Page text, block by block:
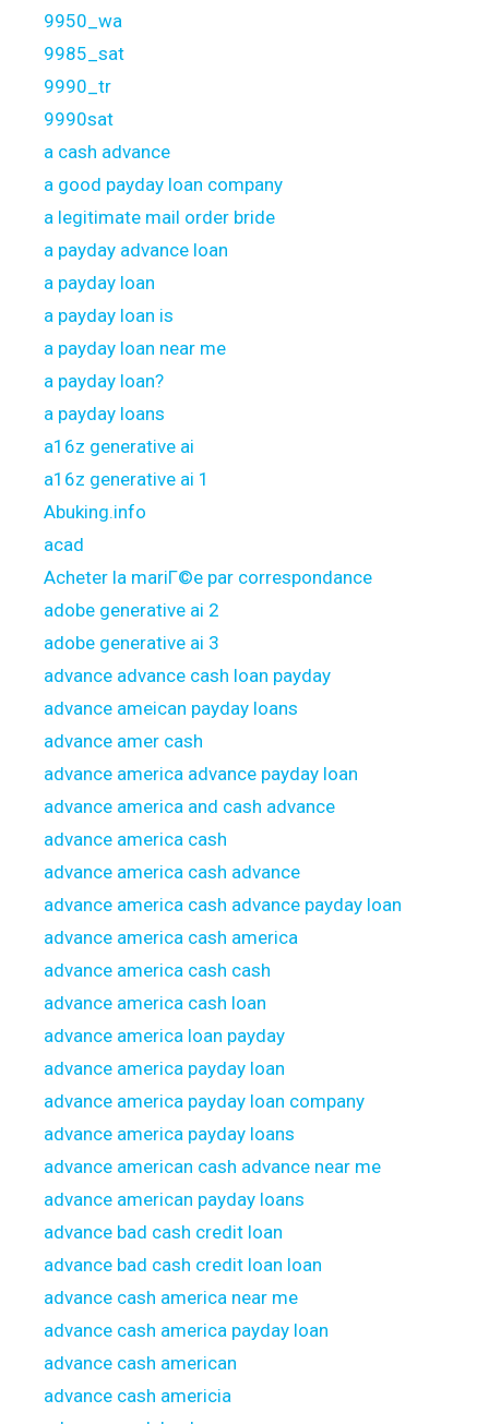
9950_wa
9985_sat
9990_tr
9990sat
a cash advance
a good payday loan company
a legitimate mail order bride
a payday advance loan
a payday loan
a payday loan is
a payday loan near me
a payday loan?
a payday loans
a16z generative ai
a16z generative ai 1
Abuking.info
acad
Acheter la mariГ©e par correspondance
adobe generative ai 2
adobe generative ai 3
advance advance cash loan payday
advance ameican payday loans
advance amer cash
advance america advance payday loan
advance america and cash advance
advance america cash
advance america cash advance
advance america cash advance payday loan
advance america cash america
advance america cash cash
advance america cash loan
advance america loan payday
advance america payday loan
advance america payday loan company
advance america payday loans
advance american cash advance near me
advance american payday loans
advance bad cash credit loan
advance bad cash credit loan loan
advance cash america near me
advance cash america payday loan
advance cash american
advance cash americia